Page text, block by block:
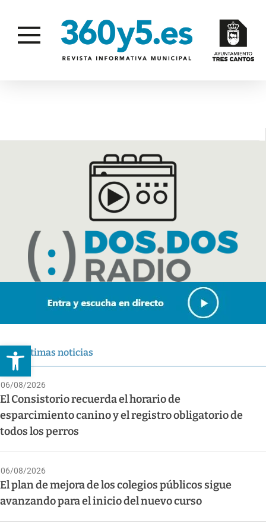
Abrir barra de herramientas
Últimas noticias
06/08/2026
El Consistorio recuerda el horario de
esparcimiento canino y el registro obligatorio de
todos los perros
06/08/2026
El plan de mejora de los colegios públicos sigue
avanzando para el inicio del nuevo curso